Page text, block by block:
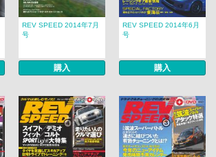
REV SPEED 2014年7月
号
購入
REV SPEED 2014年6月
号
購入